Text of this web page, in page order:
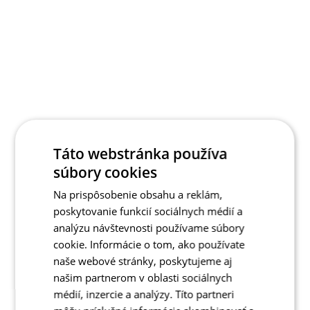
Táto webstránka používa
súbory cookies
Na prispôsobenie obsahu a reklám,
poskytovanie funkcií sociálnych médií a
analýzu návštevnosti používame súbory
cookie. Informácie o tom, ako používate
naše webové stránky, poskytujeme aj
našim partnerom v oblasti sociálnych
médií, inzercie a analýzy. Títo partneri